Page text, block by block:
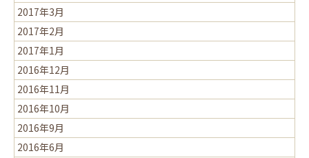
2017年3月
2017年2月
2017年1月
2016年12月
2016年11月
2016年10月
2016年9月
2016年6月